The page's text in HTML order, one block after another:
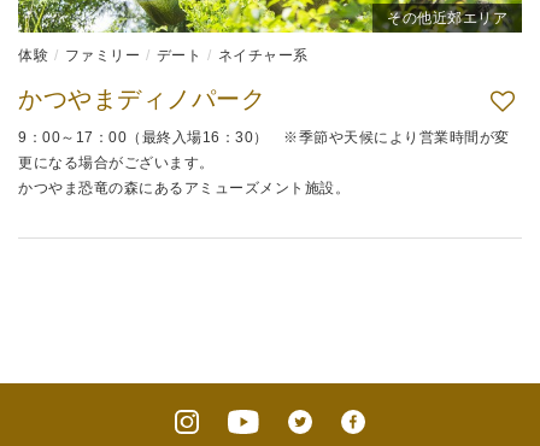
その他近郊エリア
体験 ファミリー デート ネイチャー系
かつやまディノパーク
9：00～17：00（最終入場16：30） ※季節や天候により営業時間が変
更になる場合がございます。
かつやま恐竜の森にあるアミューズメント施設。